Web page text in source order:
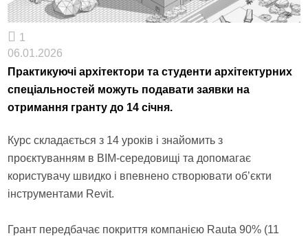
1
06.01.2026
Практикуючі архітектори та студенти архітектурних
спеціальностей можуть подавати заявки на
отримання гранту до 14 січня.
Курс складається з 14 уроків і знайомить з
проєктуванням в BIM-середовищі та допомагає
користувачу швидко і впевнено створювати об’єкти
інструментами Revit.
Грант передбачає покриття компанією Rauta 90% (11